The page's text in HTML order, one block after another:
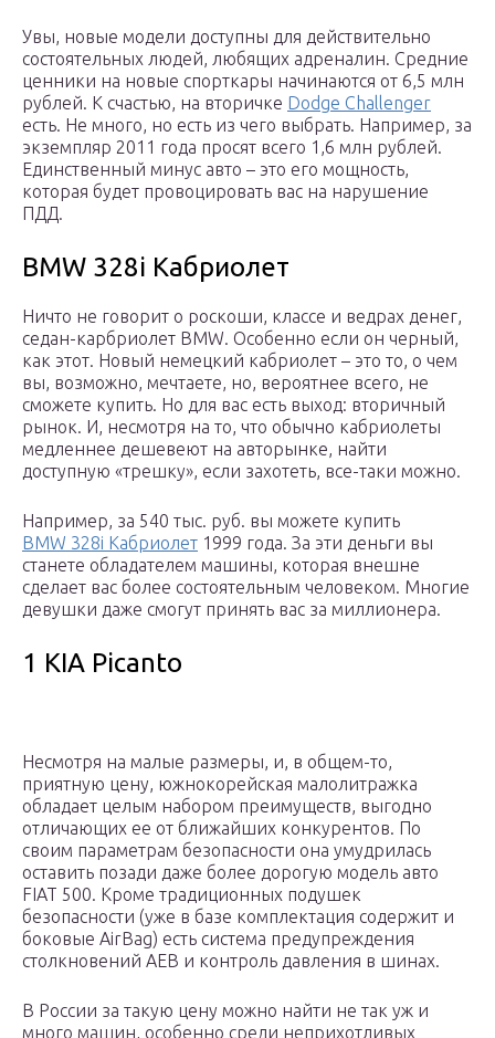
Увы, новые модели доступны для действительно
состоятельных людей, любящих адреналин. Средние
ценники на новые спорткары начинаются от 6,5 млн
рублей. К счастью, на вторичке Dodge Challenger
есть. Не много, но есть из чего выбрать. Например, за
экземпляр 2011 года просят всего 1,6 млн рублей.
Единственный минус авто – это его мощность,
которая будет провоцировать вас на нарушение
ПДД.
BMW 328i Кабриолет
Ничто не говорит о роскоши, классе и ведрах денег,
седан-карбриолет BMW. Особенно если он черный,
как этот. Новый немецкий кабриолет – это то, о чем
вы, возможно, мечтаете, но, вероятнее всего, не
сможете купить. Но для вас есть выход: вторичный
рынок. И, несмотря на то, что обычно кабриолеты
медленнее дешевеют на авторынке, найти
доступную «трешку», если захотеть, все-таки можно.
Например, за 540 тыс. руб. вы можете купить
BMW 328i Кабриолет 1999 года. За эти деньги вы
станете обладателем машины, которая внешне
сделает вас более состоятельным человеком. Многие
девушки даже смогут принять вас за миллионера.
1 KIA Picanto
Несмотря на малые размеры, и, в общем-то,
приятную цену, южнокорейская малолитражка
обладает целым набором преимуществ, выгодно
отличающих ее от ближайших конкурентов. По
своим параметрам безопасности она умудрилась
оставить позади даже более дорогую модель авто
FIAT 500. Кроме традиционных подушек
безопасности (уже в базе комплектация содержит и
боковые AirBag) есть система предупреждения
столкновений AEB и контроль давления в шинах.
В России за такую цену можно найти не так уж и
много машин, особенно среди неприхотливых